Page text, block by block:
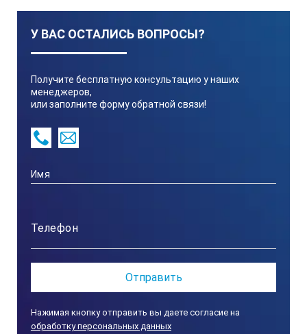
Угол вращения в вертикальной плоскости
360°
КОМПЛЕКТ ПОСТАВКИ:
Наименование
У ВАС ОСТАЛИСЬ ВОПРОСЫ?
Получите бесплатную консультацию у наших
менеджеров,
или заполните форму обратной связи!
Нажимая кнопку отправить вы даете согласие на
обработку персональных данных